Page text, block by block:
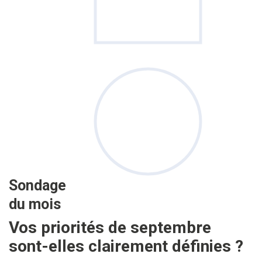
Sondage
du mois
Vos priorités de septembre
sont-elles clairement définies ?